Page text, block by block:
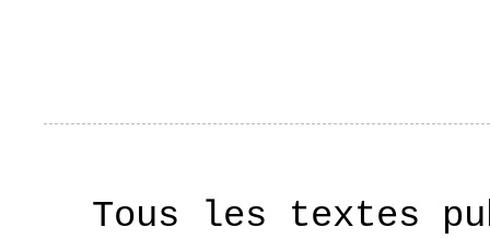
Tous les textes